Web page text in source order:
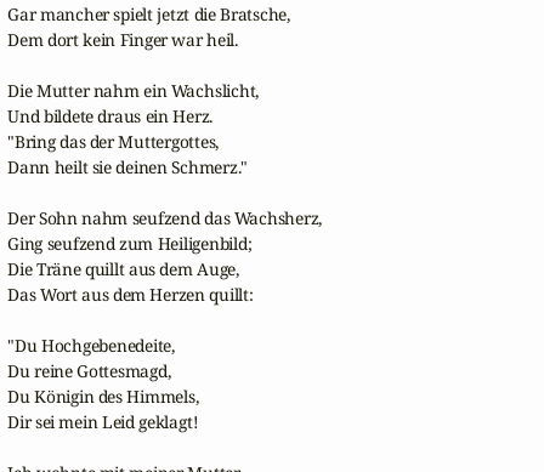
Gar mancher spielt jetzt die Bratsche,
Dem dort kein Finger war heil.
Die Mutter nahm ein Wachslicht,
Und bildete draus ein Herz.
"Bring das der Muttergottes,
Dann heilt sie deinen Schmerz."
Der Sohn nahm seufzend das Wachsherz,
Ging seufzend zum Heiligenbild;
Die Träne quillt aus dem Auge,
Das Wort aus dem Herzen quillt:
"Du Hochgebenedeite,
Du reine Gottesmagd,
Du Königin des Himmels,
Dir sei mein Leid geklagt!